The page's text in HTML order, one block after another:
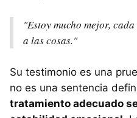
"Estoy mucho mejor,
a las cosas."
Su testimonio es una
no es una sentencia
tratamiento adecuado